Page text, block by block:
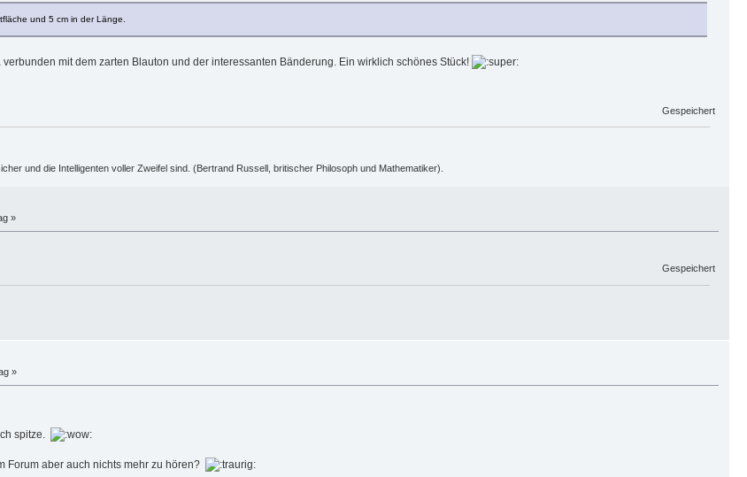
und 5 cm in der Länge.
mit dem zarten Blauton und der interessanten Bänderung. Ein wirklich schönes Stück!
Gespeichert
und die Intelligenten voller Zweifel sind. (Bertrand Russell, britischer Philosoph und Mathematiker).
»
Gespeichert
»
spitze.
Forum aber auch nichts mehr zu hören?